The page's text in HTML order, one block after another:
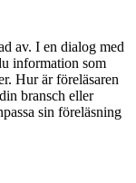
av. I en dialog med
information som
Hur är föreläsaren
bransch eller
sin föreläsning